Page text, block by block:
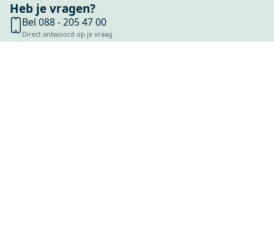
Heb je vragen?
Bel 088 - 205 47 00
Direct antwoord op je vraag